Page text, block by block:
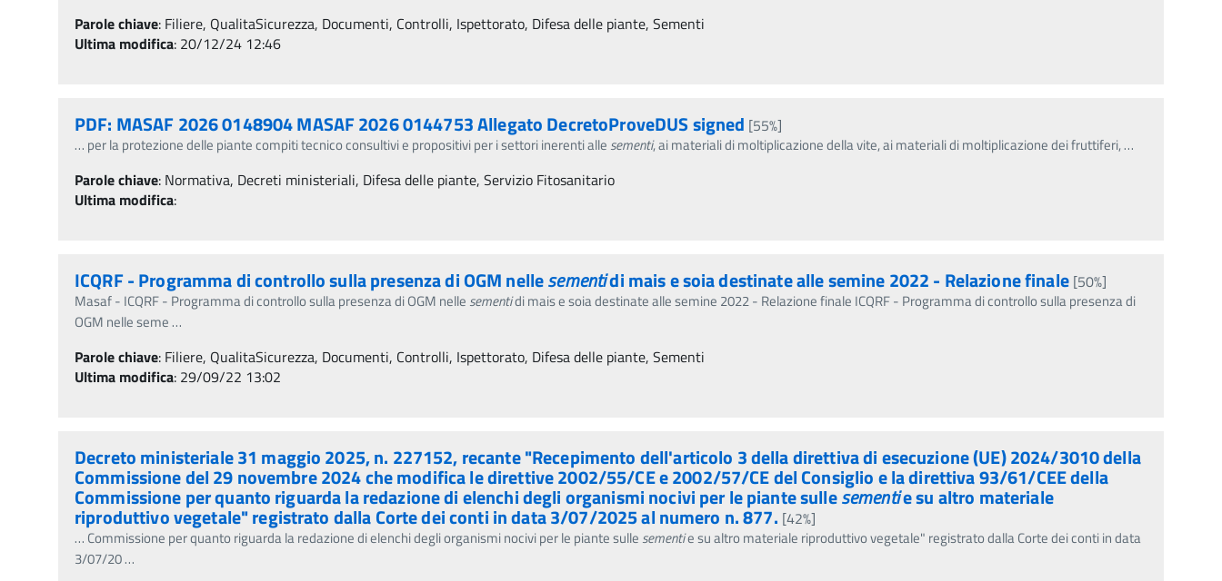
Parole chiave: Filiere, QualitaSicurezza, Documenti, Controlli, Ispettorato, Difesa delle piante, Sementi
Ultima modifica: 20/12/24 12:46
PDF: MASAF 2026 0148904 MASAF 2026 0144753 Allegato DecretoProveDUS signed [55%]
… per la protezione delle piante compiti tecnico consultivi e propositivi per i settori inerenti alle sementi, ai materiali di moltiplicazione della vite, ai materiali di moltiplicazione dei fruttiferi,…
Parole chiave: Normativa, Decreti ministeriali, Difesa delle piante, Servizio Fitosanitario
Ultima modifica:
ICQRF - Programma di controllo sulla presenza di OGM nellesementidi mais e soia destinate alle semine 2022 - Relazione finale [50%]
Masaf - ICQRF - Programma di controllo sulla presenza di OGM nelle sementidi mais e soia destinate alle semine 2022 - Relazione finale ICQRF - Programma di controllo sulla presenza di
OGM nelle seme…
Parole chiave: Filiere, QualitaSicurezza, Documenti, Controlli, Ispettorato, Difesa delle piante, Sementi
Ultima modifica: 29/09/22 13:02
Decreto ministeriale 31 maggio 2025, n. 227152, recante "Recepimento dell'articolo 3 della direttiva di esecuzione (UE) 2024/3010 della
Commissione del 29 novembre 2024 che modifica le direttive 2002/55/CE e 2002/57/CE del Consiglio e la direttiva 93/61/CEE della
Commissione per quanto riguarda la redazione di elenchi degli organismi nocivi per le piante sullesementie su altro materiale
riproduttivo vegetale" registrato dalla Corte dei conti in data 3/07/2025 al numero n. 877. [42%]
… Commissione per quanto riguarda la redazione di elenchi degli organismi nocivi per le piante sulle sementie su altro materiale riproduttivo vegetale" registrato dalla Corte dei conti in data
3/07/20…